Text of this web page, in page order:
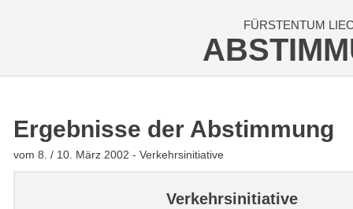
FÜRSTENTUM
Ergebnisse der Abstimmung
vom 8. / 10. März 2002 - Verkehrsinitiative
Verkehrsinitiative